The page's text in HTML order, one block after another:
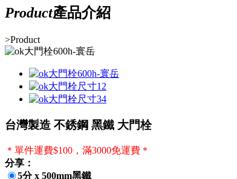
Product產品介紹
>Product
台灣製造 不銹鋼 黑鐵 大門栓
＊單件運費$100，滿3000免運費＊
分享：
5分 x 500mm黑鐵